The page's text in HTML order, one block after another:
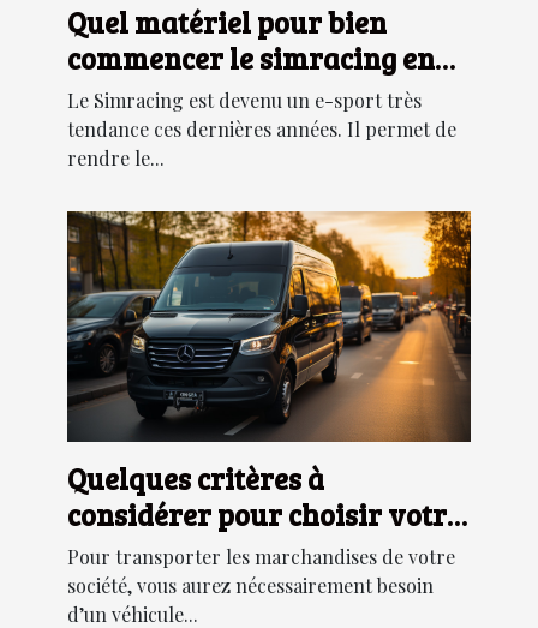
Quel matériel pour bien
commencer le simracing en
2022 ?
Le Simracing est devenu un e-sport très
tendance ces dernières années. Il permet de
rendre le...
Quelques critères à
considérer pour choisir votre
véhicule de transport
Pour transporter les marchandises de votre
société, vous aurez nécessairement besoin
d’un véhicule...